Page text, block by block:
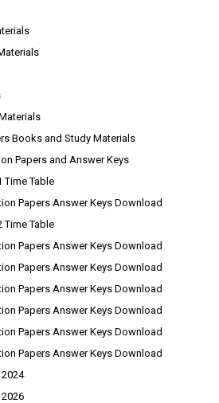
Books and Study Materials
Papers and Answer Keys
Time Table
Papers Answer Keys Download
Time Table
Papers Answer Keys Download
Papers Answer Keys Download
Papers Answer Keys Download
Papers Answer Keys Download
Papers Answer Keys Download
Papers Answer Keys Download